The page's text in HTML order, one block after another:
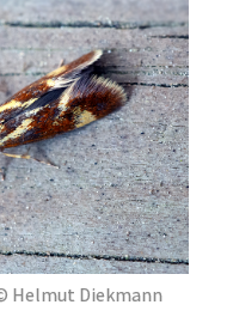
Helmut Diekmann